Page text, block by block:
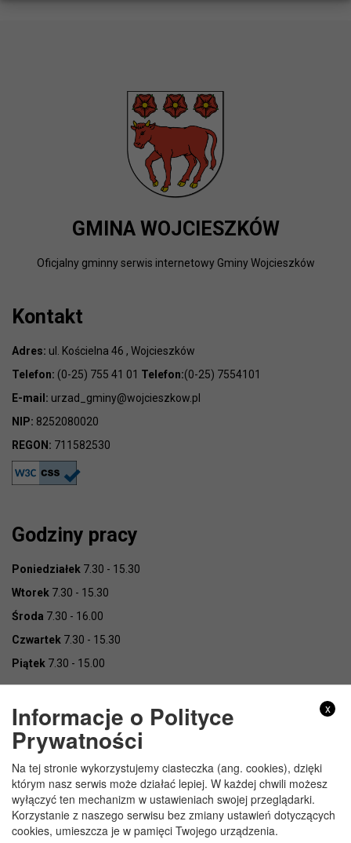
GMINA WOJCIESZKÓW
Oficjalny gminny serwis internetowy Gminy Wojcieszków
Kontakt
Adres: ul. Kościelna 46 , Wojcieszków
Telefon: (0-25) 755 41 01 Telefon:(0-25) 7554101
E-mail: urzad_gminy@wojcieszkow.pl
NIP: 8252080020
REGON: 711582530
Godziny pracy
Poniedziałek 7.30 - 15.30
Wtorek 7.30 - 15.30
Środa 7.30 - 16.00
Czwartek 7.30 - 15.30
Piątek 7.30 - 15.00
Copyright © Urząd Gminy Wojcieszków
x
Informacje o Polityce
Prywatności
Na tej stronie wykorzystujemy ciasteczka (ang. cookies), dzięki
którym nasz serwis może działać lepiej. W każdej chwili możesz
wyłączyć ten mechanizm w ustawieniach swojej przeglądarki.
Korzystanie z naszego serwisu bez zmiany ustawień dotyczących
cookies, umieszcza je w pamięci Twojego urządzenia.